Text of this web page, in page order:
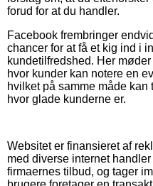
forud for at du handler.
Facebook frembringer
chancer for at få et kig ind i
kundetilfredshed. Her
hvor kunder kan notere en
hvilket på samme måde kan
hvor glade kunderne er.
Websitet er finansieret af
med diverse internet
firmaernes tilbud, og tager